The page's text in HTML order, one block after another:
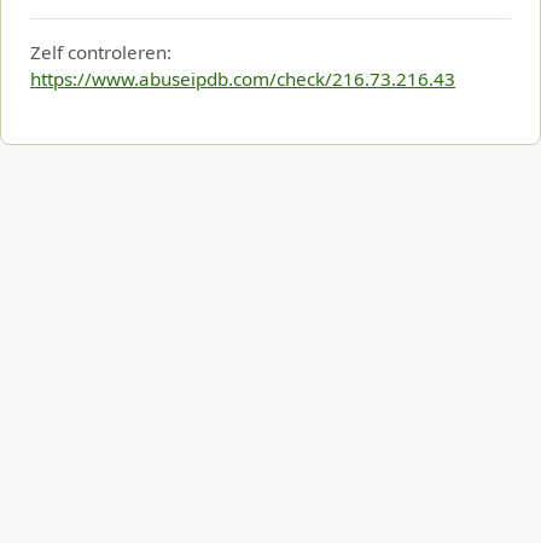
Zelf controleren:
https://www.abuseipdb.com/check/216.73.216.43